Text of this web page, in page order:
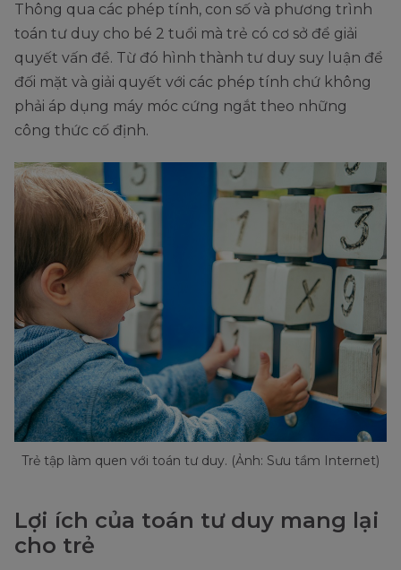
Thông qua các phép tính, con số và phương trình
toán tư duy cho bé 2 tuổi mà trẻ có cơ sở để giải
quyết vấn đề. Từ đó hình thành tư duy suy luận để
đối mặt và giải quyết với các phép tính chứ không
phải áp dụng máy móc cứng ngắt theo những
công thức cố định.
Trẻ tập làm quen với toán tư duy. (Ảnh: Sưu tầm Internet)
Lợi ích của toán tư duy mang lại
cho trẻ